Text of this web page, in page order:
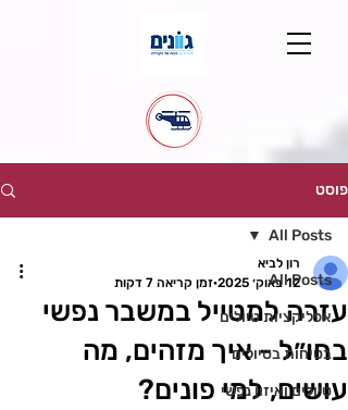
פוסט
All Posts
אפליקציות טיולים
בטיחות בטיולים
טיולים ואיזון נפשי
All Posts
עזרה למטייל במשבר נפשי
בחו״ל - איך מזהים, מה
עושים, למי פונים?
רון לביא
12 באוק׳ 2025
זמן קריאה 7 דקות